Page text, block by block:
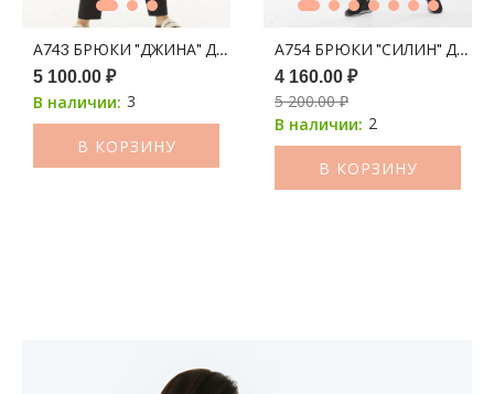
А743 БРЮКИ "ДЖИНА" ДЖИНС ЧЕРНЫЙ
5 100.00 ₽
В наличии: 3
В КОРЗИНУ
А754 БРЮКИ "СИЛИН"
4 160.00 ₽
5 200.00 ₽
В наличии: 2
В КОРЗИНУ